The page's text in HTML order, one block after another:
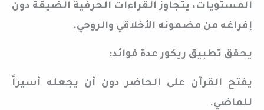
المستويات، يتجاوز القراءات الحرفية الضيقة دون
إفراغه من مضمونه الأخلاقي والروحي.
يحقق تطبيق ريكور عدة فوائد:
يفتح القرآن على الحاضر دون أن يجعله أسيراً
للماضي.